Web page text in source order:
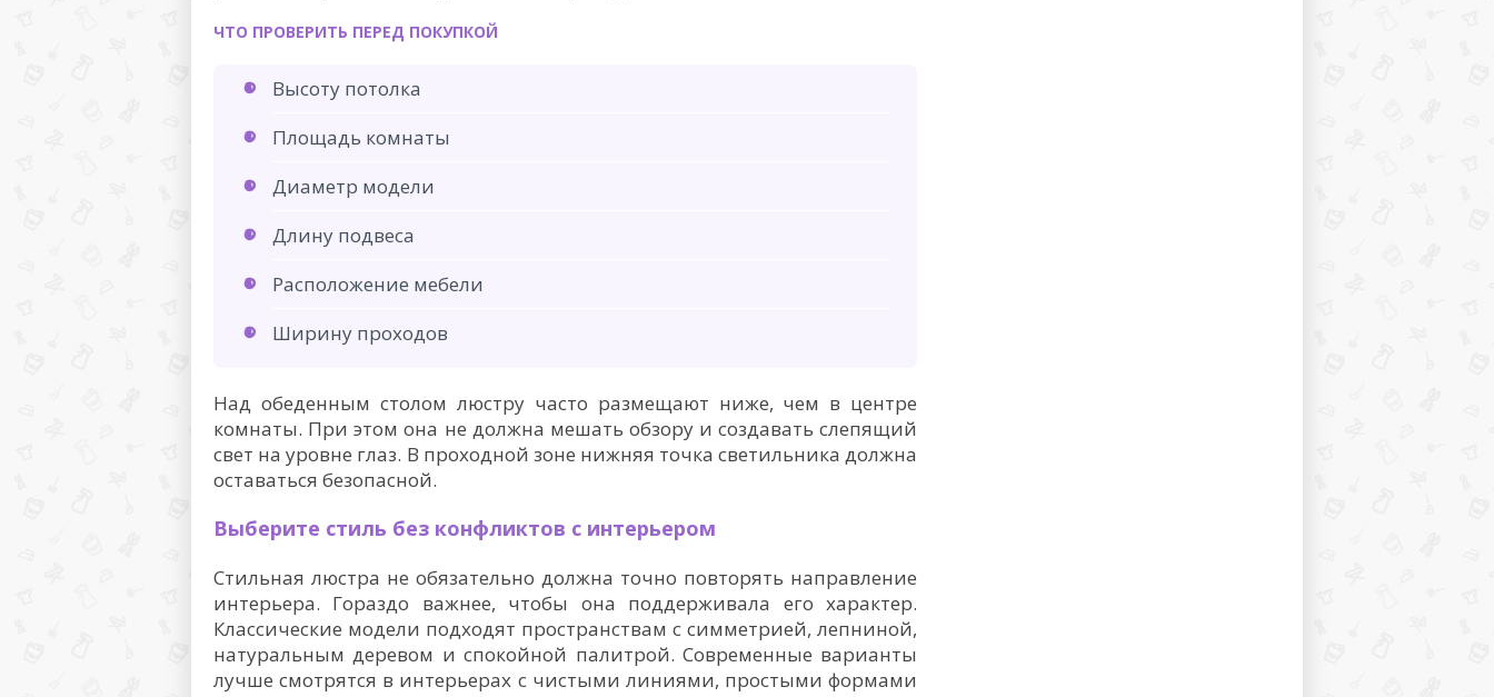
ЧТО ПРОВЕРИТЬ ПЕРЕД ПОКУПКОЙ
Высоту потолка
Площадь комнаты
Диаметр модели
Длину подвеса
Расположение мебели
Ширину проходов
Над обеденным столом люстру часто размещают ниже, чем в центре
комнаты. При этом она не должна мешать обзору и создавать слепящий
свет на уровне глаз. В проходной зоне нижняя точка светильника должна
оставаться безопасной.
Выберите стиль без конфликтов с интерьером
Стильная люстра не обязательно должна точно повторять направление
интерьера. Гораздо важнее, чтобы она поддерживала его характер.
Классические модели подходят пространствам с симметрией, лепниной,
натуральным деревом и спокойной палитрой. Современные варианты
лучше смотрятся в интерьерах с чистыми линиями, простыми формами